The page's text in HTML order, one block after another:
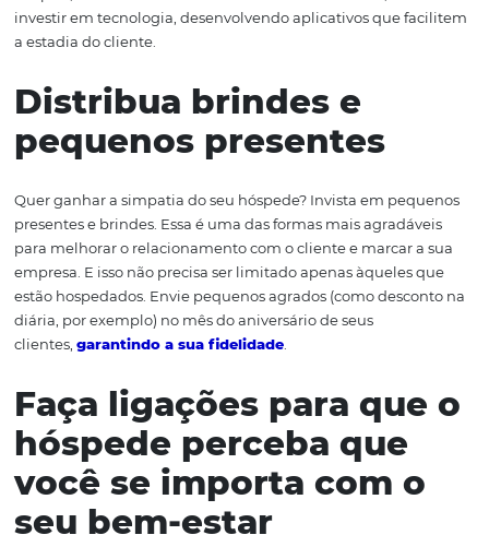
Faça com que seu
agradáveis
atente-se para que todos os ambientes e quartos
e agradáveis. Isso gera bem-estar e faz com que o
relacionamento com o cliente seja satisfatório. Use
acriatividade para encantar o seu hóspede. Faça
simples, como oferecer um welcome kit no check-in,
investir em tecnologia, desenvolvendo aplicativos que
a estadia do cliente.
Distribua brindes e
pequenos presentes